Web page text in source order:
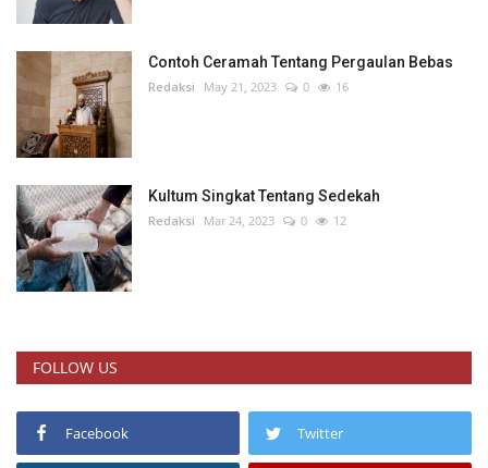
Contoh Ceramah Tentang Pergaulan Bebas
Redaksi May 21, 2023 0 16
Kultum Singkat Tentang Sedekah
Redaksi Mar 24, 2023 0 12
FOLLOW US
Facebook Twitter